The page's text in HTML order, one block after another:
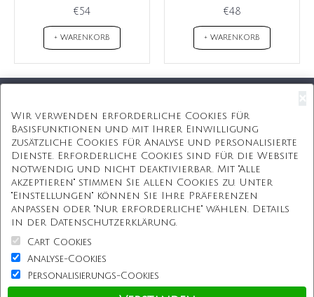
€54
+ WARENKORB
€48
+ WARENKORB
Kostenlose Geschenkbox
Kostenlose Gravur
Unbegrenzte Redesign
ÜBER UNS
Information
Kundenservice
Wir verwenden erforderliche Cookies für
Basisfunktionen und mit Ihrer Einwilligung
zusätzliche Cookies für Analyse und personalisierte
Dienste. Erforderliche Cookies sind für die Website
notwendig und nicht deaktivierbar. Mit "Alle
akzeptieren" stimmen Sie allen Cookies zu. Unter
"Einstellungen" können Sie Ihre Präferenzen
anpassen oder "Nur erforderliche" wählen. Details
in der Datenschutzerklärung.
Cart Cookies
Analyse-Cookies
Personalisierungs-Cookies